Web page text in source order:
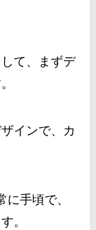
て、まずデ
インで、カ
手頃で、
。